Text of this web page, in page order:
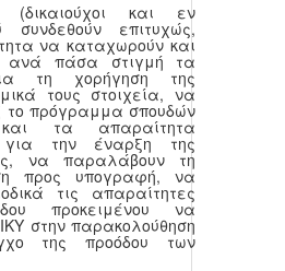
και εν
επιτυχώς,
να καταχωρούν και
ανά πάσα στιγμή τα
τη χορήγηση της
τους στοιχεία, να
το πρόγραμμα σπουδών
τα απαραίτητα
για την έναρξη της
να παραλάβουν τη
προς υπογραφή, να
τις απαραίτητες
προκειμένου να
στην παρακολούθηση
της προόδου των